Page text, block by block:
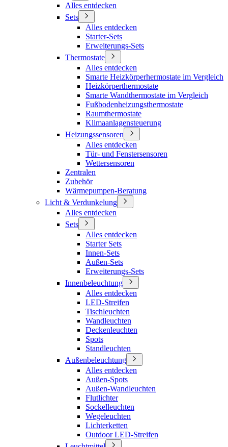
Alles entdecken
Sets
Alles entdecken
Starter-Sets
Erweiterungs-Sets
Thermostate
Alles entdecken
Smarte Heizkörperhermostate im Vergleich
Heizkörperthermostate
Smarte Wandthermostate im Vergleich
Fußbodenheizungsthermostate
Raumthermostate
Klimaanlagensteuerung
Heizungssensoren
Alles entdecken
Tür- und Fenstersensoren
Wettersensoren
Zentralen
Zubehör
Wärmepumpen-Beratung
Licht & Verdunkelung
Alles entdecken
Sets
Alles entdecken
Starter Sets
Innen-Sets
Außen-Sets
Erweiterungs-Sets
Innenbeleuchtung
Alles entdecken
LED-Streifen
Tischleuchten
Wandleuchten
Deckenleuchten
Spots
Standleuchten
Außenbeleuchtung
Alles entdecken
Außen-Spots
Außen-Wandleuchten
Flutlichter
Sockelleuchten
Wegeleuchten
Lichterketten
Outdoor LED-Streifen